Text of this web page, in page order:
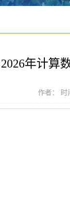
2026年计算
作者： 时